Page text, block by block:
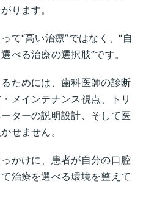
ります。
て“高い治療”ではなく、“自
べる治療の選択肢”です。
ためには、歯科医師の診断
メインテナンス視点、トリ
ターの説明設計、そして医
せません。
かけに、患者が自分の口腔
治療を選べる環境を整えて